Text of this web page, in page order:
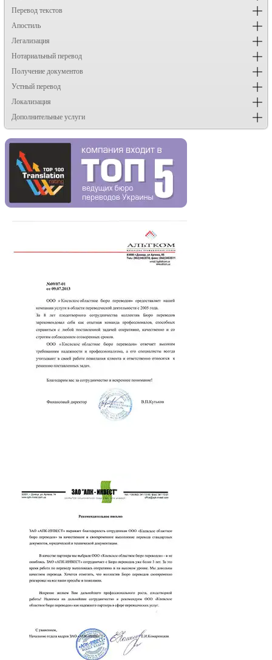
Перевод текстов
Апостиль
Легализация
Нотариальный перевод
Получение документов
Устный перевод
Локализация
Дополнительные услуги